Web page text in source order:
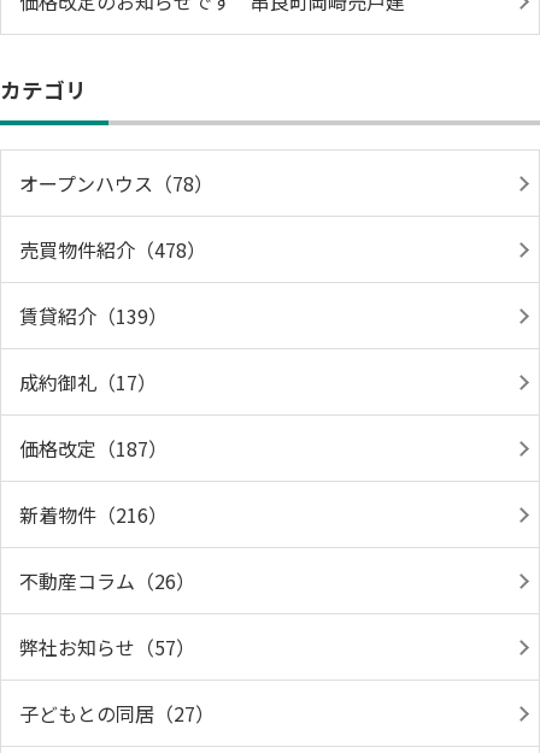
カテゴリ
オープンハウス（78）
売買物件紹介（478）
賃貸紹介（139）
成約御礼（17）
価格改定（187）
新着物件（216）
不動産コラム（26）
弊社お知らせ（57）
子どもとの同居（27）